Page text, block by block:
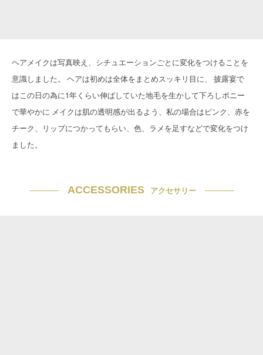
ヘアメイクは写真映え、シチュエーションごとに変化をつけることを
意識しました。 ヘアは初めは全体をまとめスッキリ目に、 披露宴で
はこの日の為に1年くらい伸ばしていた地毛を生かして下ろしポニー
で華やかに メイクは肌の透明感が出るよう、私の場合はピンク、赤を
チーク、リップにつかってもらい、色、ラメを足すなどで変化をつけ
ました。
ACCESSORIES アクセサリー